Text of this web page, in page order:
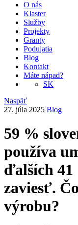
O nás
Klaster
Služby
Projekty
Granty
Podujatia
Blog
Kontakt
Máte nápad?
SK
Naspäť
27. júla 2025 Blog
59 %
používa
ďalších
zaviesť.
výrobu?